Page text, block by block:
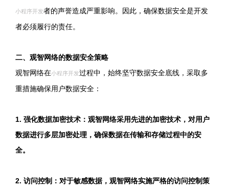
小程序开发者的声誉造成严重影响。因此，确保数据安全是开发
者必须履行的责任。
二、观智网络的数据安全策略
观智网络在小程序开发过程中，始终坚守数据安全底线，采取多
重措施确保用户数据安全：
1. 强化数据加密技术：观智网络采用先进的加密技术，对用户
数据进行多层加密处理，确保数据在传输和存储过程中的安
全。
2. 访问控制：对于敏感数据，观智网络实施严格的访问控制策